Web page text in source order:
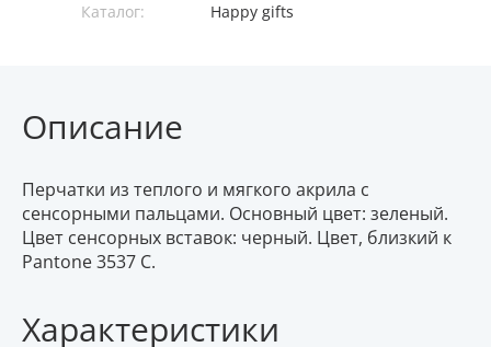
Каталог:
Happy gifts
Описание
Перчатки из теплого и мягкого акрила с
сенсорными пальцами. Основный цвет: зеленый.
Цвет сенсорных вставок: черный. Цвет, близкий к
Pantone 3537 C.
Характеристики